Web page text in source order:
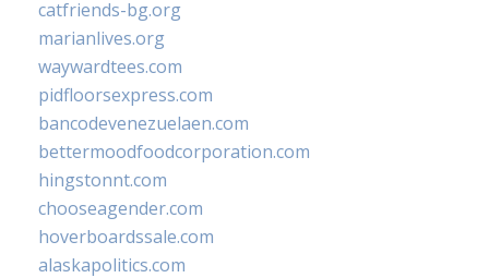
catfriends-bg.org
marianlives.org
waywardtees.com
pidfloorsexpress.com
bancodevenezuelaen.com
bettermoodfoodcorporation.com
hingstonnt.com
chooseagender.com
hoverboardssale.com
alaskapolitics.com